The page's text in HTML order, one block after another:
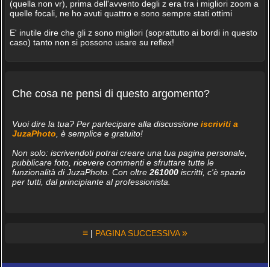
(quella non vr), prima dell'avvento degli z era tra i migliori zoom a
quelle focali, ne ho avuti quattro e sono sempre stati ottimi
E' inutile dire che gli z sono migliori (soprattutto ai bordi in questo
caso) tanto non si possono usare su reflex!
Che cosa ne pensi di questo argomento?
Vuoi dire la tua? Per partecipare alla discussione iscriviti a
JuzaPhoto , è semplice e gratuito!
Non solo: iscrivendoti potrai creare una tua pagina personale,
pubblicare foto, ricevere commenti e sfruttare tutte le
funzionalità di JuzaPhoto. Con oltre 261000iscritti, c'è spazio
per tutti, dal principiante al professionista.
≡ | PAGINA SUCCESSIVA»